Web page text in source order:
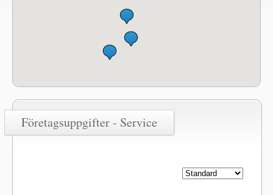
Företagsuppgifter - Service